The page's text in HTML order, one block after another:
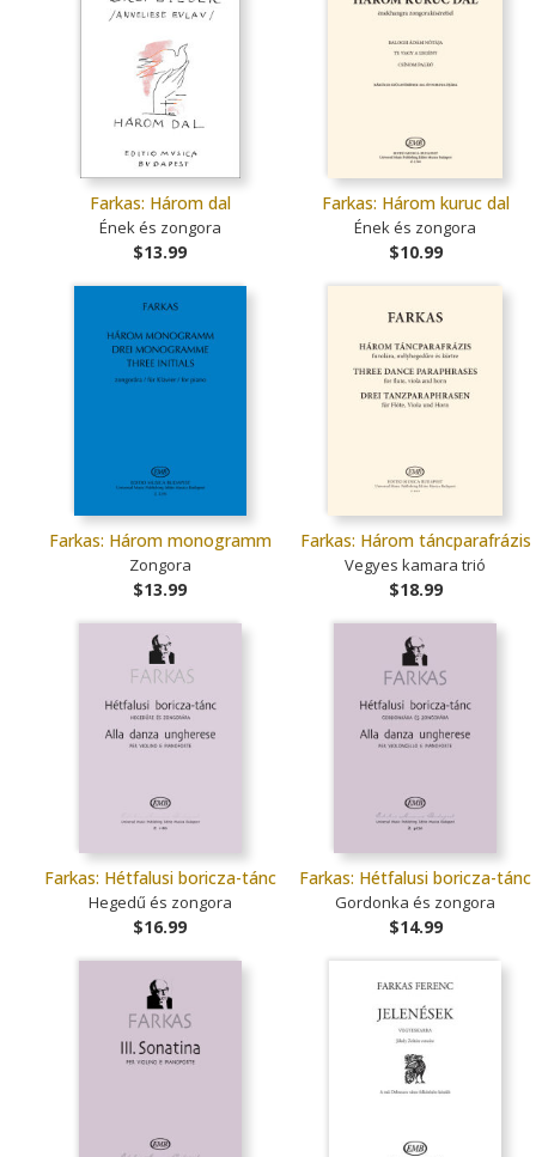
Farkas: Három dal
Ének és zongora
$13.99
Farkas: Három kuruc dal
Ének és zongora
$10.99
Farkas: Három monogramm
Zongora
$13.99
Farkas: Három táncparafrázis
Vegyes kamara trió
$18.99
Farkas: Hétfalusi boricza-tánc
Hegedű és zongora
$16.99
Farkas: Hétfalusi boricza-tánc
Gordonka és zongora
$14.99